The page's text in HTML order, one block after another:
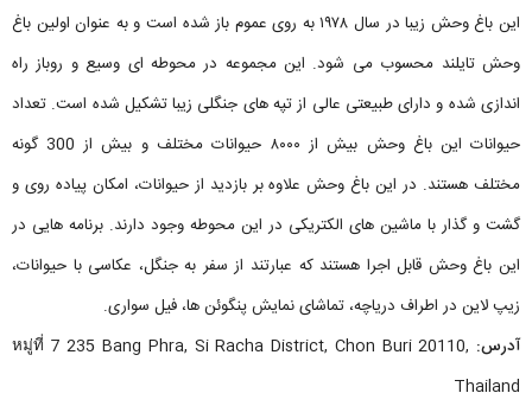
این باغ وحش زیبا در سال ۱۹۷۸ به روی عموم باز شده است و به عنوان اولین باغ
وحش تایلند محسوب می شود. این مجموعه در محوطه ای وسیع و روباز راه
اندازی شده و دارای طبیعتی عالی از تپه های جنگلی زیبا تشکیل شده است. تعداد
حیوانات این باغ وحش بیش از ۸۰۰۰ حیوانات مختلف و بیش از 300 گونه
مختلف هستند. در این باغ وحش علاوه بر بازدید از حیوانات، امکان پیاده روی و
گشت و گذار با ماشین های الکتریکی در این محوطه وجود دارند. برنامه هایی در
این باغ وحش قابل اجرا هستند که عبارتند از سفر به جنگل، عکاسی با حیوانات،
زیپ لاین در اطراف دریاچه، تماشای نمایش پنگوئن ها، فیل سواری.
آدرس: หมู่ที่ 7 235 Bang Phra, Si Racha District, Chon Buri 20110,
Thailand